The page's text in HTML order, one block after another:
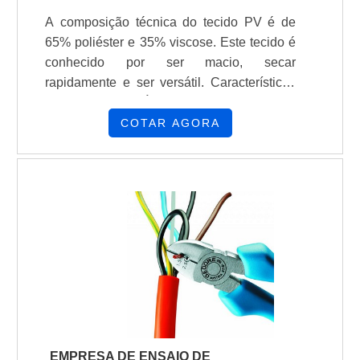
A composição técnica do tecido PV é de
65% poliéster e 35% viscose. Este tecido é
conhecido por ser macio, secar
rapidamente e ser versátil. Características
uniformes, roupas de meia-estação e
screen, bordado e sublimação É prático
esperar secar A tecnologia anti pilling
impede a formação de bolinhas após
lavagens e uso contínuo Utilização do
uniformes em geral É usado em camisetas
promocionais É usado em roupas de meia-
estação e inverno É usado em estamparias
COTAR AGORA
EMPRESA DE ENSAIO DE